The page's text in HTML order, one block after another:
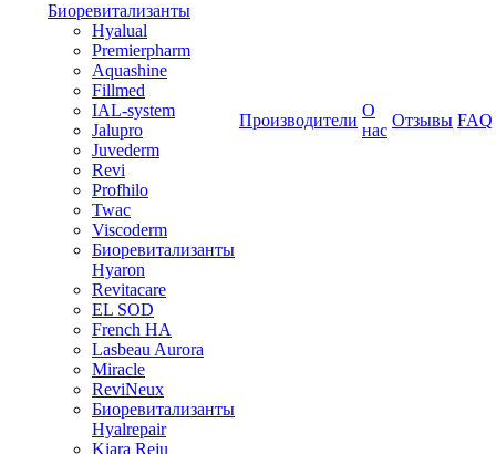
Биоревитализанты
Hyalual
Premierpharm
Aquashine
Fillmed
IAL-system
Jalupro
Juvederm
Revi
Profhilo
Twac
Viscoderm
Биоревитализанты
Hyaron
Revitacare
EL SOD
French HA
Lasbeau Aurora
Miracle
ReviNeux
Биоревитализанты
Hyalrepair
Kiara Reju
Производители
О
нас
Отзывы FAQ